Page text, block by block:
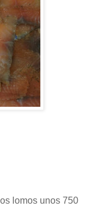
lomos unos 750